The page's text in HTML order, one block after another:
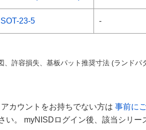
SOT-23-5 -
許容損失、基板パット推奨寸法 (ランド
カウントをお持ちでない方は 事前に
。 myNISDログイン後、該当シリー